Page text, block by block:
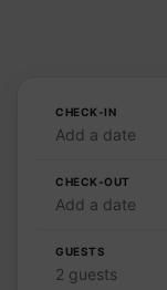
CHECK-IN
Add a date
CHECK-OUT
Add a date
GUESTS
2 guests